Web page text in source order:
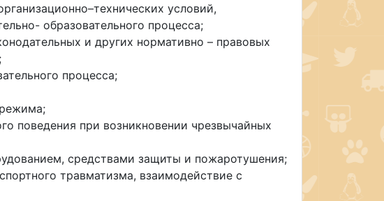
условий,
образовательного процесса;
и других нормативно – правовых
процесса;
поведения при возникновении чрезвычайных
средствами защиты и пожаротушения;
травматизма, взаимодействие с